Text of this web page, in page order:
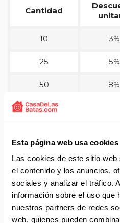
Esta página web usa cookies
Las cookies de este sitio
el contenido y los anuncios,
sociales y analizar el tráfico.
información sobre el uso que
nuestros partners de redes
web, quienes pueden
Cantidad
10 3%
25 5%
50 8%
Detalles técnicos del
Gorro cocina Tamburello
Modelo con dibujos de
Gorro redondo que se ajusta
Composición 100% algodón.